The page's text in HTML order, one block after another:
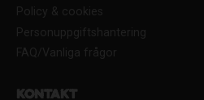
Policy & cookies
Personuppgiftshantering
FAQ/Vanliga frågor
Kontakt